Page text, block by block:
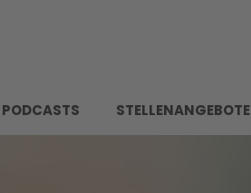
PODCASTS STELLENANGEBOTE